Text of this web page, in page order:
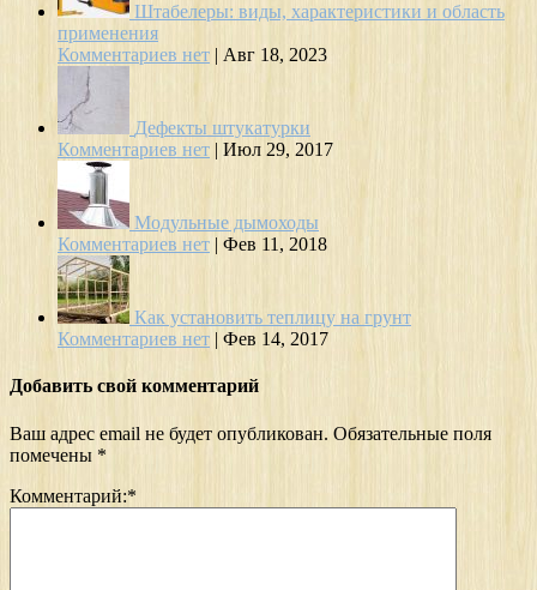
Штабелеры: виды, характеристики и область
применения
Комментариев нет | Авг 18, 2023
Дефекты штукатурки
Комментариев нет | Июл 29, 2017
Модульные дымоходы
Комментариев нет | Фев 11, 2018
Как установить теплицу на грунт
Комментариев нет | Фев 14, 2017
Добавить свой комментарий
Ваш адрес email не будет опубликован. Обязательные поля
помечены *
Комментарий:*